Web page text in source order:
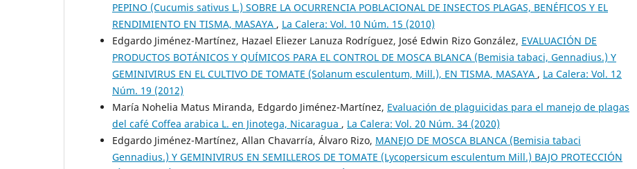
PEPINO (Cucumis sativus L.) SOBRE LA OCURRENCIA POBLACIONAL DE INSECTOS PLAGAS, BENÉFICOS Y EL
RENDIMIENTO EN TISMA, MASAYA , La Calera: Vol. 10 Núm. 15 (2010)
Edgardo Jiménez-Martínez, Hazael Eliezer Lanuza Rodríguez, José Edwin Rizo González, EVALUACIÓN DE
PRODUCTOS BOTÁNICOS Y QUÍMICOS PARA EL CONTROL DE MOSCA BLANCA (Bemisia tabaci, Gennadius.) Y
GEMINIVIRUS EN EL CULTIVO DE TOMATE (Solanum esculentum, Mill.), EN TISMA, MASAYA , La Calera: Vol. 12
Núm. 19 (2012)
María Nohelia Matus Miranda, Edgardo Jiménez-Martínez, Evaluación de plaguicidas para el manejo de plagas
del café Coffea arabica L. en Jinotega, Nicaragua , La Calera: Vol. 20 Núm. 34 (2020)
Edgardo Jiménez-Martínez, Allan Chavarría, Álvaro Rizo, MANEJO DE MOSCA BLANCA (Bemisia tabaci
Gennadius.) Y GEMINIVIRUS EN SEMILLEROS DE TOMATE (Lycopersicum esculentum Mill.) BAJO PROTECCIÓN